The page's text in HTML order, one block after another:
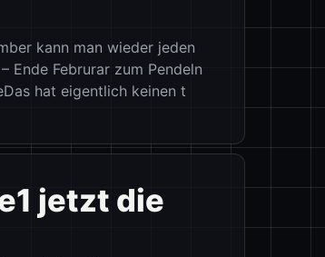
kann man wieder jeden
Ende Februrar zum Pendeln
hat eigentlich keinen t
jetzt die